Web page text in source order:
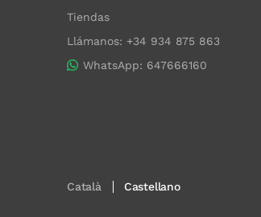
Tiendas
Llámanos: +34 934 875 863
WhatsApp: 647666160
Català Castellano